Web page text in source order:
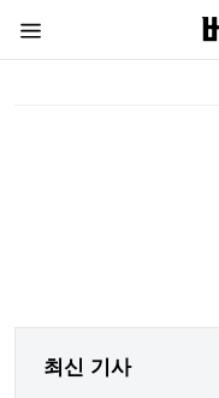
최신 기사